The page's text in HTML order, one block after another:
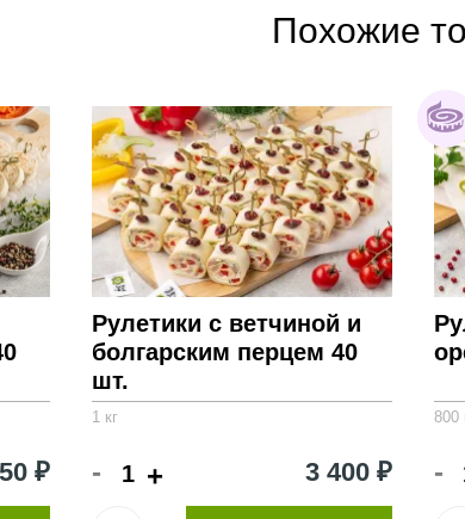
Похожие
₽
Рулетики с ветчиной и
болгарским перцем 40
шт.
1 кг
- + 3 400 ₽
800
-